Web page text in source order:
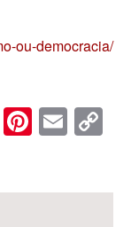
ou-democracia/
Threads